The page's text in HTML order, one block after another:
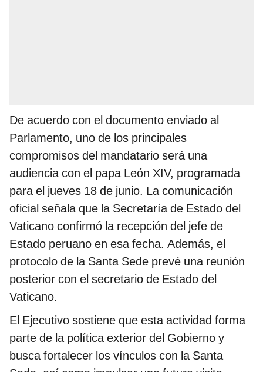
De acuerdo con el documento enviado al
Parlamento, uno de los principales
compromisos del mandatario será una
audiencia con el papa León XIV, programada
para el jueves 18 de junio. La comunicación
oficial señala que la Secretaría de Estado del
Vaticano confirmó la recepción del jefe de
Estado peruano en esa fecha. Además, el
protocolo de la Santa Sede prevé una reunión
posterior con el secretario de Estado del
Vaticano.
El Ejecutivo sostiene que esta actividad forma
parte de la política exterior del Gobierno y
busca fortalecer los vínculos con la Santa